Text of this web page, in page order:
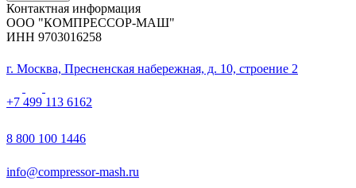
Контактная информация
ООО "КОМПРЕССОР-МАШ"
ИНН 9703016258
г. Москва, Пресненская набережная, д. 10, строение 2
+7 499 113 6162
8 800 100 1446
info@compressor-mash.ru